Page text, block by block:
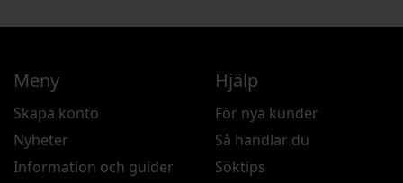
Meny
Skapa konto
Nyheter
Information och guider
Hjälp
För nya kunder
Så handlar du
Söktips